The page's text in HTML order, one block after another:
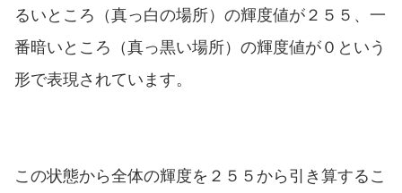
るいところ（真っ白の場所）の輝度値が２５５、一
番暗いところ（真っ黒い場所）の輝度値が０という
形で表現されています。
この状態から全体の輝度を２５５から引き算するこ